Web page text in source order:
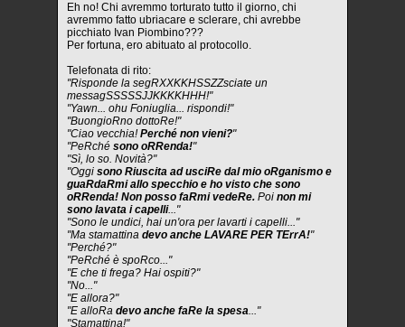
Eh no! Chi avremmo torturato tutto il giorno, chi
avremmo fatto ubriacare e sclerare, chi avrebbe
picchiato Ivan Piombino???
Per fortuna, ero abituato al protocollo.
Telefonata di rito:
"Risponde la segRXXKKHSSZZsciate un
messagSSSSSJJKKKKHHH!"
"Yawn... ohu Foniuglia... rispondi!"
"BuongioRno dottoRe!"
"Ciao vecchia!Perché non vieni?"
"PeRché sono oRRenda!"
"Sì, lo so. Novità?"
"Oggi sono Riuscita ad usciRe dal mio oRganismo e
guaRdaRmi allo specchio e ho visto che sono
oRRenda! Non posso faRmi vedeRe. Poi non mi
sono lavata i capelli..."
"Sono le undici, hai un'ora per lavarti i capelli..."
"Ma stamattina devo anche LAVARE PER TErrA!"
"Perché?"
"PeRché è spoRco..."
"E che ti frega? Hai ospiti?"
"No..."
"E allora?"
"E alloRa devo anche faRe la spesa..."
"Stamattina!"